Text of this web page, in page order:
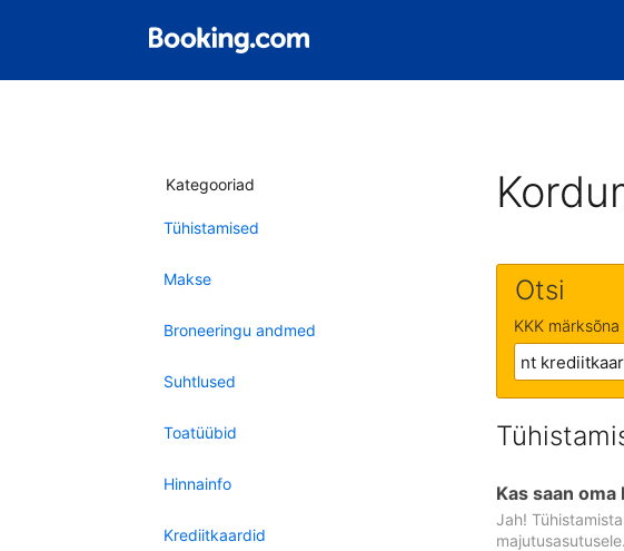
Kategooriad
Tühistamised
Makse
Broneeringu andmed
Suhtlused
Toatüübid
Hinnainfo
Krediitkaardid
Otsi
KKK
Kas saan
Jah!
majutusasutusele.